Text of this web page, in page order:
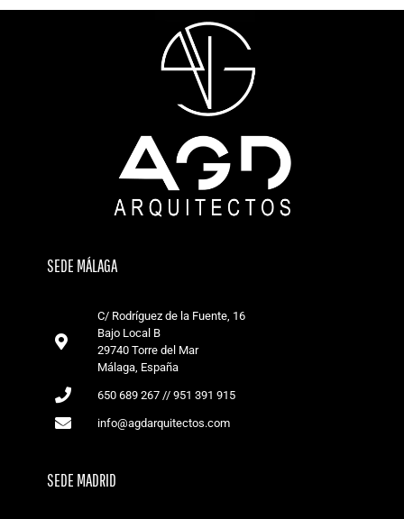
SEDE MÁLAGA
C/ Rodríguez de la Fuente, 16
Bajo Local B
29740 Torre del Mar
Málaga, España
650 689 267 // 951 391 915
info@agdarquitectos.com
SEDE MADRID